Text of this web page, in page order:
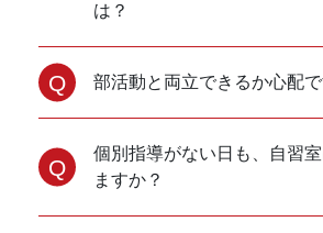
は？
部活動と両立できるか心配
個別指導がない日も、自習
ますか？